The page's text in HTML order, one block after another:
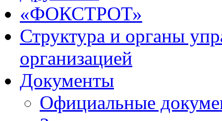
«ФОКСТРОТ»
Структура и органы
организацией
Документы
Официальные